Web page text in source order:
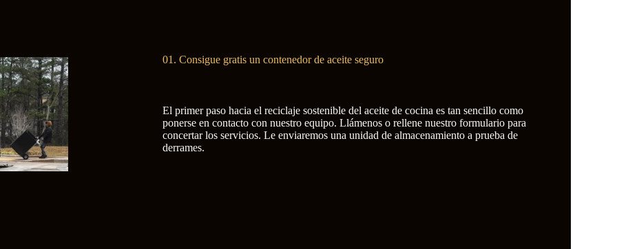
01. Consigue gratis un contenedor de aceite seguro
El primer paso hacia el reciclaje sostenible del aceite de cocina es tan sencillo como
ponerse en contacto con nuestro equipo. Llámenos o rellene nuestro formulario para
concertar los servicios. Le enviaremos una unidad de almacenamiento a prueba de
derrames.